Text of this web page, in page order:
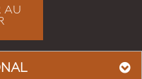
AU